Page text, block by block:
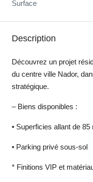
Surface
Description
Découvrez un projet
du centre ville Nador,
stratégique.
– Biens disponibles :
• Superficies allant de 85
• Parking privé sous-sol
* Finitions VIP et